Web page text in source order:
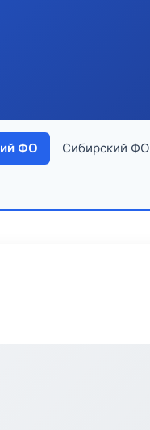
ФО Сибирский ФО